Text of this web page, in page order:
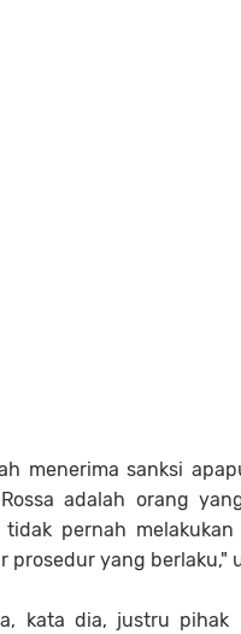
menerima sanksi
adalah orang
pernah
prosedur yang berlaku,"
kata dia, justru pihak